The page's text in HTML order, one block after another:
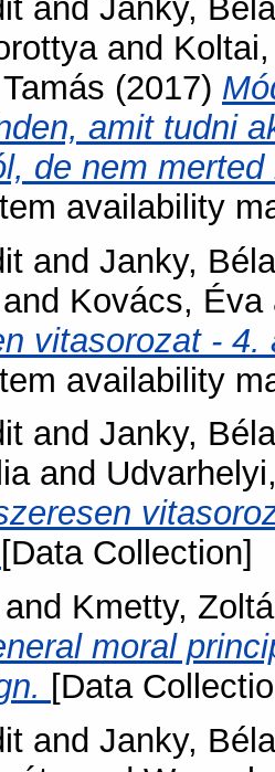
and Janky, Béla
and
(2017)
amit tudni
de nem
availability
and Janky, Béla
and Kovács, Éva
vitasorozat -
availability
and Janky, Béla
and
[Data Collection]
Kmetty,
moral
[Data
and Janky, Béla